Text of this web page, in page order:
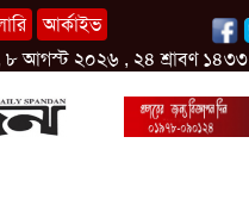
আর্কাইভ
৮ আগস্ট ২০২৬ , ২৪ শ্রাবণ ১৪৩৩